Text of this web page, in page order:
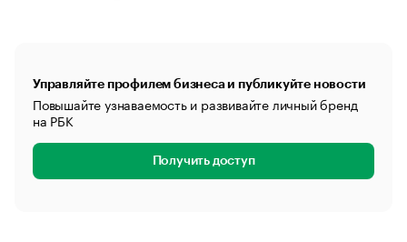
Управляйте профилем бизнеса и публикуйте новости
Повышайте узнаваемость и развивайте личный бренд
на РБК
Получить доступ